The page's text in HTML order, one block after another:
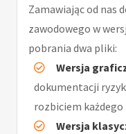
Zamawiając od nas
zawodowego w
pobrania dwa pliki:
Wersja
dokumentacji
rozbiciem
Wersja